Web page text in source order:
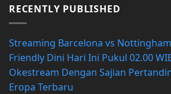
RECENTLY PUBLISHED
Streaming Barcelona vs
Friendly Dini Hari Ini Pukul 02.00
Okestream Dengan Sajian
Eropa Terbaru